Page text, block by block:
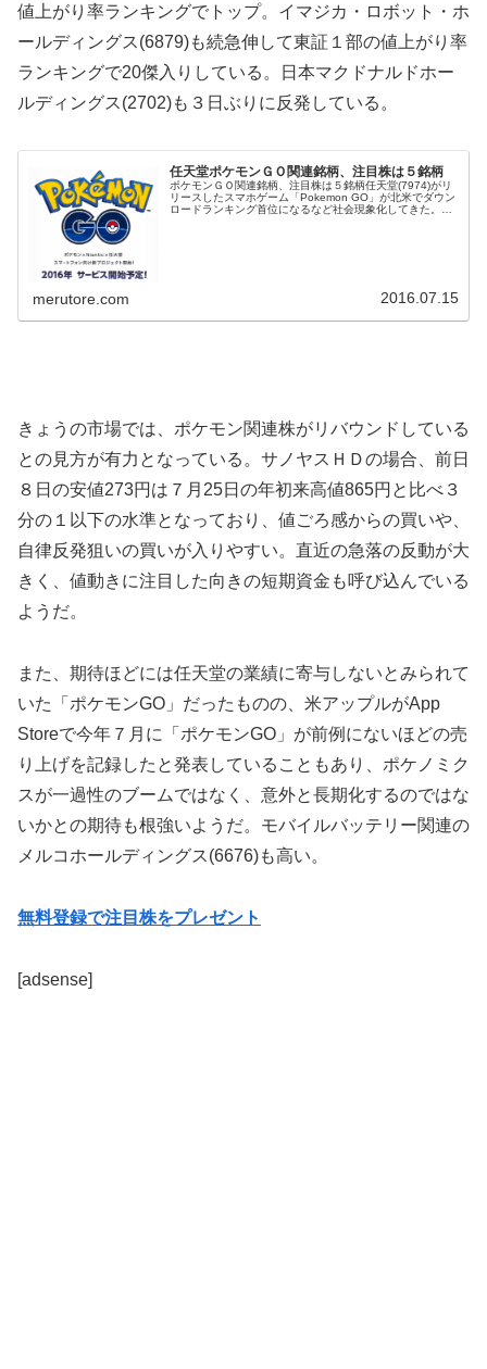
値上がり率ランキングでトップ。イマジカ・ロボット・ホ
ールディングス(6879)も続急伸して東証１部の値上がり率
ランキングで20傑入りしている。日本マクドナルドホー
ルディングス(2702)も３日ぶりに反発している。
任天堂ポケモンＧＯ関連銘柄、注目株は５銘柄
ポケモンＧＯ関連銘柄、注目株は５銘柄任天堂(7974)がリ
リースしたスマホゲーム「Pokemon GO」が北米でダウン
ロードランキング首位になるなど社会現象化してきた。お
merutore.com 2016.07.15
きょうの市場では、ポケモン関連株がリバウンドしている
との見方が有力となっている。サノヤスＨＤの場合、前日
８日の安値273円は７月25日の年初来高値865円と比べ３
分の１以下の水準となっており、値ごろ感からの買いや、
自律反発狙いの買いが入りやすい。直近の急落の反動が大
きく、値動きに注目した向きの短期資金も呼び込んでいる
ようだ。
また、期待ほどには任天堂の業績に寄与しないとみられて
いた「ポケモンGO」だったものの、米アップルがApp
Storeで今年７月に「ポケモンGO」が前例にないほどの売
り上げを記録したと発表していることもあり、ポケノミク
スが一過性のブームではなく、意外と長期化するのではな
いかとの期待も根強いようだ。モバイルバッテリー関連の
メルコホールディングス(6676)も高い。
無料登録で注目株をプレゼント
[adsense]